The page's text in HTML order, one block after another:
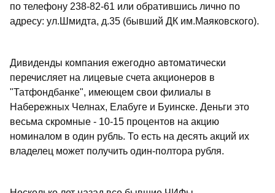
по телефону 238-82-61 или обратившись лично по
адресу: ул.Шмидта, д.35 (бывший ДК им.Маяковского).
Дивиденды компания ежегодно автоматически
перечисляет на лицевые счета акционеров в
"Татфондбанке", имеющем свои филиалы в
Набережных Челнах, Елабуге и Буинске. Деньги это
весьма скромные - 10-15 процентов на акцию
номиналом в один рубль. То есть на десять акций их
владелец может получить один-полтора рубля.